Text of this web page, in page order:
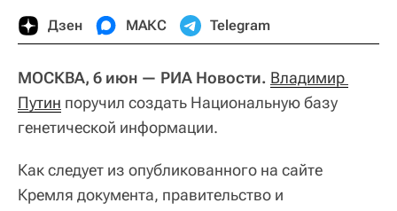
Дзен МАКС Telegram
МОСКВА, 6 июн — РИА Новости. Владимир
Путин поручил создать Национальную базу
генетической информации.
Как следует из опубликованного на сайте
Кремля документа, правительство и